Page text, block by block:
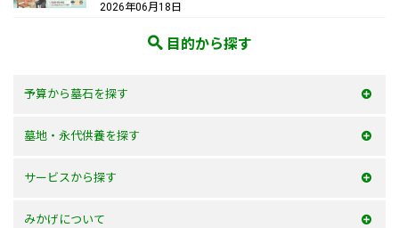
2026年06月18日
目的から探す
予算から墓石を探す
50万以内
100万以内
150万以内
墓地・永代供養を探す
大阪府
兵庫県
サービスから探す
お墓を建てる
みかげについて